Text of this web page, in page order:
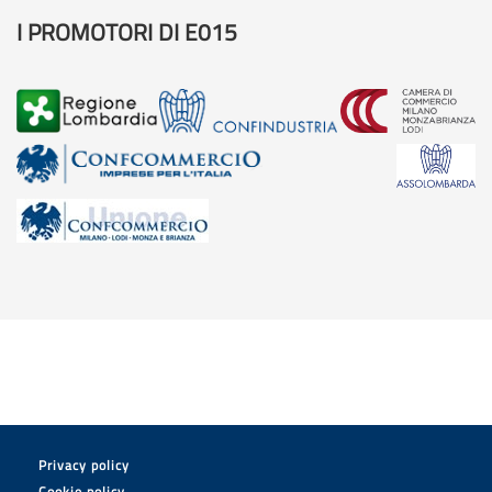
I PROMOTORI DI E015
Privacy policy